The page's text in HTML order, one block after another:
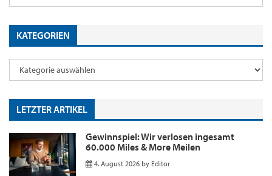
KATEGORIEN
LETZTER ARTIKEL
Gewinnspiel: Wir verlosen ingesamt
60.000 Miles & More Meilen
4. August 2026 by Editor